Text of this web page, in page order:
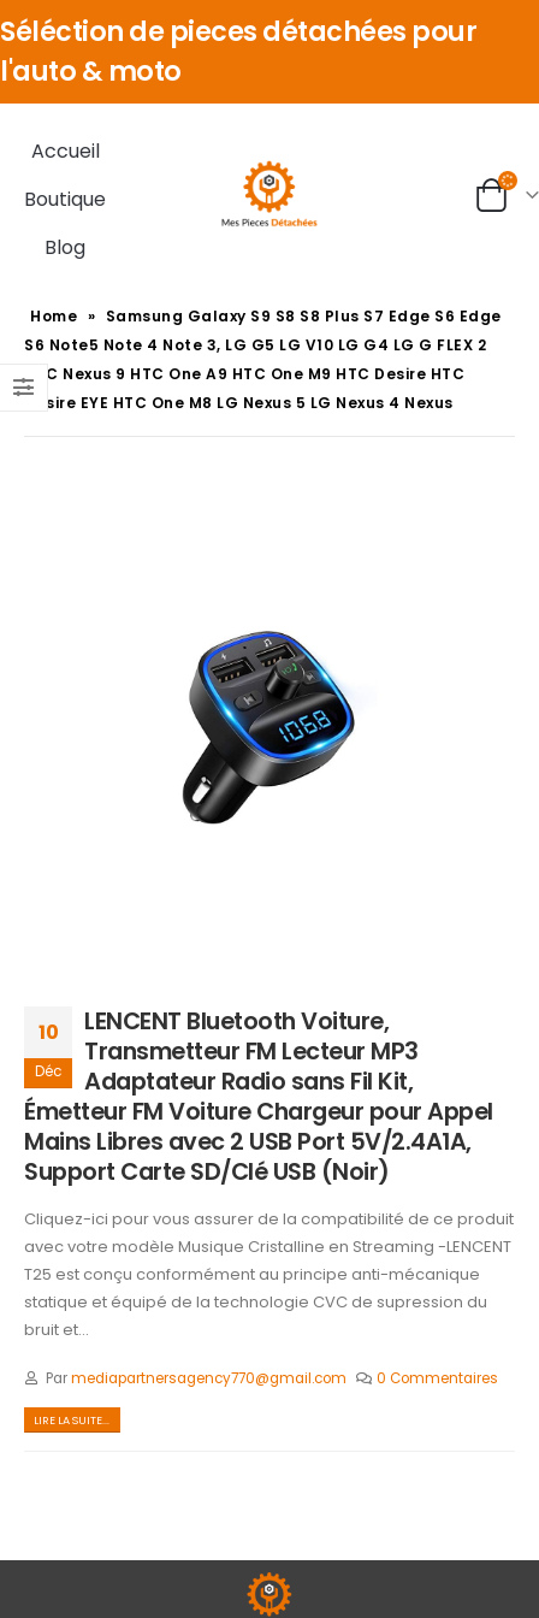
Séléction de pieces détachées pour
l'auto & moto
Accueil
Boutique
Blog
Home » ‎Samsung Galaxy S9 S8 S8 Plus S7 Edge S6 Edge
S6 Note5 Note 4 Note 3, LG G5 LG V10 LG G4 LG G FLEX 2
HTC Nexus 9 HTC One A9 HTC One M9 HTC Desire HTC
Desire EYE HTC One M8 LG Nexus 5 LG Nexus 4 Nexus
10
Déc
LENCENT Bluetooth Voiture,
Transmetteur FM Lecteur MP3
Adaptateur Radio sans Fil Kit,
Émetteur FM Voiture Chargeur pour Appel
Mains Libres avec 2 USB Port 5V/2.4A1A,
Support Carte SD/Clé USB (Noir)
Cliquez-ici pour vous assurer de la compatibilité de ce produit
avec votre modèle Musique Cristalline en Streaming -LENCENT
T25 est conçu conformément au principe anti-mécanique
statique et équipé de la technologie CVC de supression du
bruit et...
Parmediapartnersagency770@gmail.com 0 Commentaires
LIRE LA SUITE...